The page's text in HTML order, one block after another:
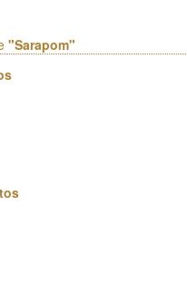
"Sarapom"